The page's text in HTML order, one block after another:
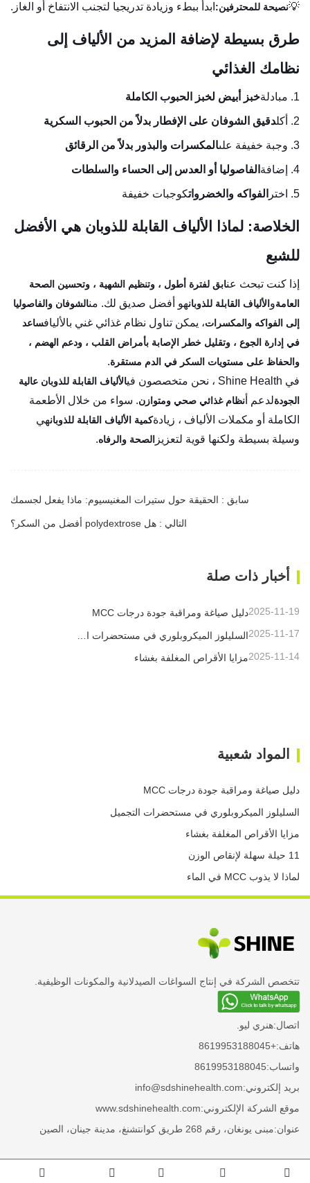
💡نصيحة للمحترفين: ابدأ ببطء وزيادة تدريجيا لتجنب الانتفاخ أو الغاز.
طرق بسيطة لإضافة المزيد من الألياف إلى
نظامك الغذائي
1. مبادلة خبز أبيض لخبز الحبوب الكاملة
2. أكل دقيق الشوفان على الإفطار بدلاً من الحبوب السكرية
3. وجبة خفيفة على المكسرات والبذور بدلاً من الرقائق
4. إضافة الفاصوليا أو العدس إلى الحساء والسلطات
5. اختر الفواكه والخضرواتكوجبات خفيفة
الخلاصة: لماذا الألياف القابلة للذوبان هي الأفضل
للشبع
إذا كنت تبحث عنابق لفترة أطول ، وتنظيم الشهية ، وتحسين الصحة
العامةو الألياف القابلة للذوبانهو أفضل صديق لك. منالشوفان والفاصوليا
إلى الفواكه والمكسرات، يمكن تناول نظام غذائي غني بالأليافساعد
في إدارة الجوع ، وتقليل خطر الإصابة بأمراض القلب ، ودعم الهضم ،
والحفاظ على مستويات السكر في الدم مستقرة.
في Shine Health ، نحن متخصصون في
الألياف القابلة للذوبان عالية
الجودةلدعم أ نظام غذائي صحي ومتوازن. سواء من خلال الأطعمة
الكاملة أو مكملات الألياف ، زيادةكمية الألياف القابلة للذوبانهي
وسيلة بسيطة ولكنها قوية لتعزيز الصحة والرفاه.
سابق : الحقيقة حول ستيرات المغنيسيوم: ماذا يفعل لجسمك
التالي : هل polydextrose أفضل من السكر؟
أخبار ذات صلة
دليل صياغة ومراقبة جودة درجات MCC2025-11-19
2025-11-17
مزايا الأقراص المغلفة بغشاء2025-11-14
المواد شعبية
دليل صياغة ومراقبة جودة درجات MCC
السليلوز الميكروبلوري في مستحضرات التجميل
مزايا الأقراص المغلفة بغشاء
11 حيلة سهلة لإنقاص الوزن
لماذا لا يذوب MCC في الماء
تتخصص الشركة في إنتاج السواغات الصيدلانية والمكونات الوظيفية.
اتصال:هنري ليو.
هاتف:+8619953188045
واتساب:8619953188045
بريد إلكتروني:info@sdshinehealth.com
موقع الشركة الإلكتروني:www.sdshinehealth.com
عنوان:مبنى يونغان، رقم 268 طريق كوانتشنغ، مدينة جينان، الصين